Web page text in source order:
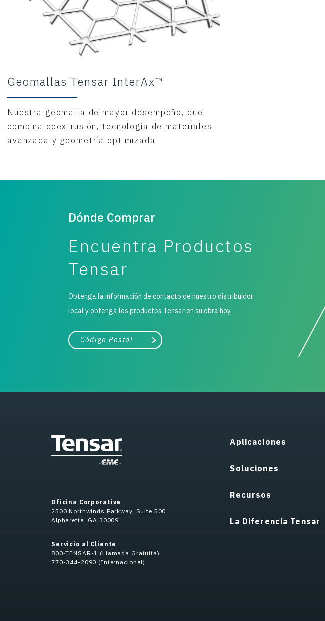
Geomallas Tensar InterAx™
Nuestra geomalla de mayor desempeño, que
combina coextrusión, tecnología de materiales
avanzada y geometría optimizada
Dónde Comprar
Encuentra Productos
Tensar
Obtenga la información de contacto de nuestro distribuidor
local y obtenga los productos Tensar en su obra hoy.
Ciudad, estado o código postal
Buscar
Oficina Corporativa
2500 Northwinds Parkway, Suite 500
Alpharetta, GA 30009
Servicio al Cliente
800-TENSAR-1 (Llamada Gratuita)
770-344-2090 (Internacional)
Aplicaciones
Soluciones
Recursos
La Diferencia Tensar